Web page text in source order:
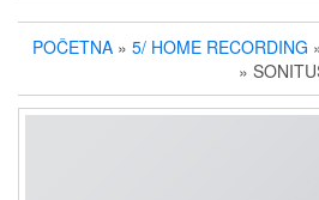
POČETNA » 5/ HOME RECORDING
»